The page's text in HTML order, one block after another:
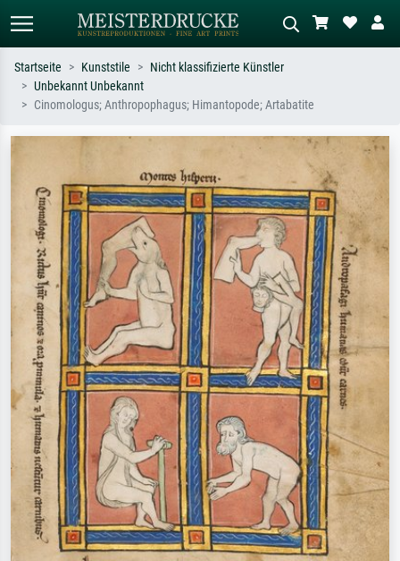
Standardsuche KI-Bildersuche
Sternennacht, Impressionismus, Welle
Hokusai, Akt.
Wiese, Abstrakt mit viel Rot, Dunkles
Ölgemälde, Stehender Akt neben einem
Baum.
Startseite Kunststile
Nicht klassifizierte Künstler
Unbekannt Unbekannt
Cinomologus; Anthropophagus; Himantopode; Artabatite